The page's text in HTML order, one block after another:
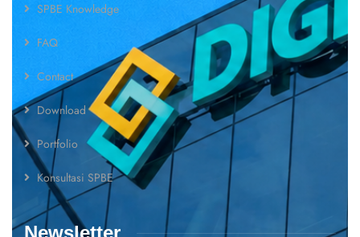
SPBE Knowledge
FAQ
Contact
Download
Portfolio
Konsultasi SPBE